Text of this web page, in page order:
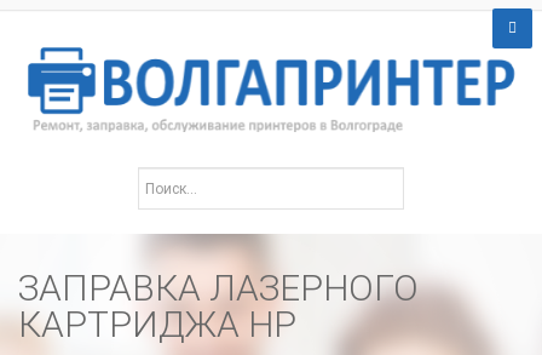
ЗАПРАВКА ЛАЗЕРНОГО
КАРТРИДЖА HP